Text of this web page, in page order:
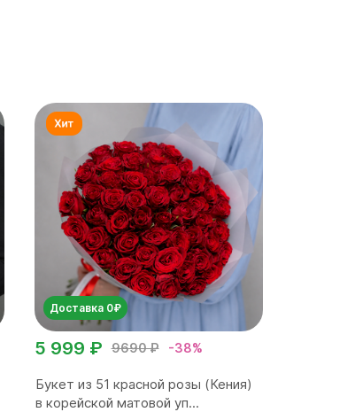
Доставка 0₽
9690 ₽ -38%
5 999 ₽
Букет из 51 красной розы (Кения)
в корейской матовой уп...